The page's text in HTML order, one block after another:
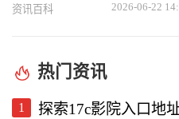
资讯百科 2026-06-22
热门资讯
1